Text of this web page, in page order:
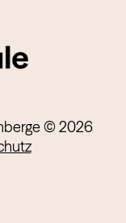
© 2026